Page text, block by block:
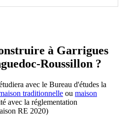
à Garrigues
Roussillon ?
avec le Bureau d'études la
traditionnelle ou maison
avec la réglementation
RE 2020)